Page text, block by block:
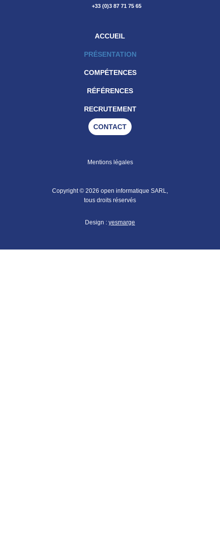
+33 (0)3 87 71 75 65
ACCUEIL
PRÉSENTATION
COMPÉTENCES
RÉFÉRENCES
RECRUTEMENT
CONTACT
Mentions légales
Copyright © 2026 open informatique SARL,
tous droits réservés
Design : yesmarge